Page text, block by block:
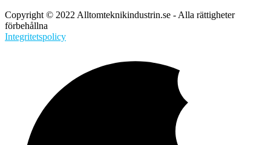
Copyright © 2022 Alltomteknikindustrin.se - Alla rättigheter
förbehållna
Integritetspolicy